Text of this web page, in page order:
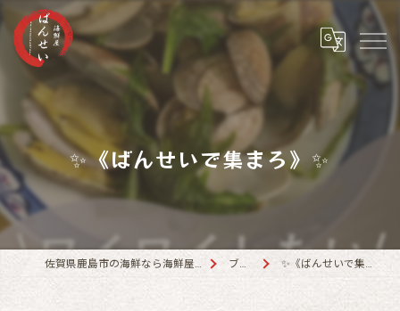
✨《ばんせいで集まろ》✨
佐賀県鹿島市の海鮮なら海鮮屋 ばんせい ブログ ✨《ばんせいで集まろ》✨